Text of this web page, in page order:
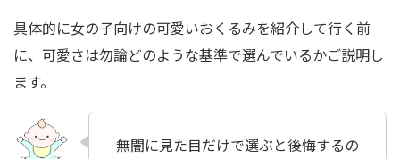
具体的に女の子向けの可愛いおくるみを紹介して行く前
に、可愛さは勿論どのような基準で選んでいるかご説明し
ます。
無闇に見た目だけで選ぶと後悔するの